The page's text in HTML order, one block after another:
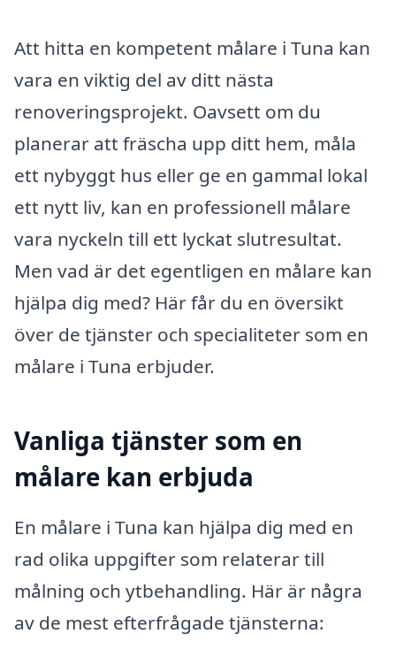
Att hitta en kompetent målare i Tuna kan
vara en viktig del av ditt nästa
renoveringsprojekt. Oavsett om du
planerar att fräscha upp ditt hem, måla
ett nybyggt hus eller ge en gammal lokal
ett nytt liv, kan en professionell målare
vara nyckeln till ett lyckat slutresultat.
Men vad är det egentligen en målare kan
hjälpa dig med? Här får du en översikt
över de tjänster och specialiteter som en
målare i Tuna erbjuder.
Vanliga tjänster som en
målare kan erbjuda
En målare i Tuna kan hjälpa dig med en
rad olika uppgifter som relaterar till
målning och ytbehandling. Här är några
av de mest efterfrågade tjänsterna: